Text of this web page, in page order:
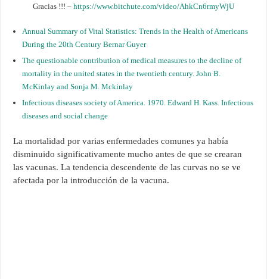
Gracias !!! – https://www.bitchute.com/video/AhkCn6rmyWjU
Annual Summary of Vital Statistics: Trends in the Health of Americans
During the 20th Century Bernar Guyer
The questionable contribution of medical measures to the decline of
mortality in the united states in the twentieth century. John B.
McKinlay and Sonja M. Mckinlay
Infectious diseases society of America. 1970. Edward H. Kass. Infectious
diseases and social change
La mortalidad por varias enfermedades comunes ya había
disminuido significativamente mucho antes de que se crearan
las vacunas. La tendencia descendente de las curvas no se ve
afectada por la introducción de la vacuna.